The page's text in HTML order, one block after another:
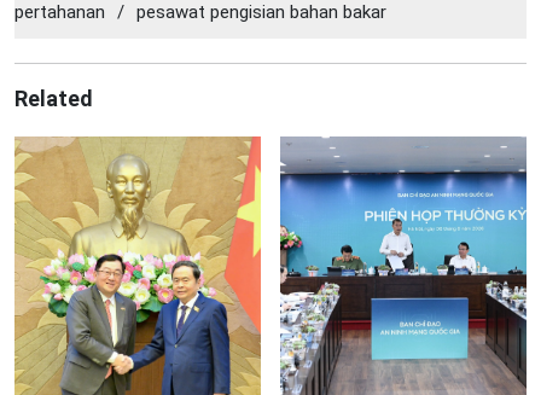
pertahanan
/ pesawat pengisian bahan bakar
Related